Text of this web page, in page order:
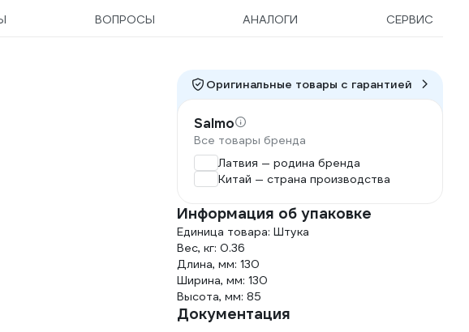
ВОПРОСЫ АНАЛОГИ СЕРВИС
Оригинальные товары c гарантией
Salmo
Все товары бренда
Латвия — родина бренда
Китай — страна производства
Информация об упаковке
Единица товара: Штука
Вес, кг: 0.36
Длина, мм: 130
Ширина, мм: 130
Высота, мм: 85
Документация